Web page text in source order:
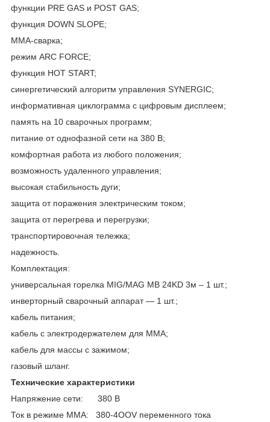
функции PRE GAS и POST GAS;
функция DOWN SLOPE;
ММА-­сварка;
режим ARC FORCE;
функция HOT START;
синергетический алгоритм управления SYNERGIC;
информативная циклограмма с цифровым дисплеем;
память на 10 сварочных программ;
питание от однофазной сети на 380 В;
комфортная работа из любого положения;
возможность удаленного управления;
высокая стабильность дуги;
защита от поражения электрическим током;
защита от перегрева и перегрузки;
транспортировочная тележка;
надежность.
Комплектация:
универсальная горелка MIG/MAG MB 24KD 3м – 1 шт.;
инверторный сварочный аппарат — 1 шт.;
кабель питания;
кабель с электродержателем для ММА;
кабель для массы с зажимом;
газовый шланг.
Технические характеристики
Напряжение сети: 380 В
Ток в режиме ММА: 380-4OOV переменного тока